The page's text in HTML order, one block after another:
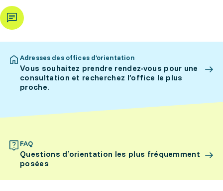
Adresses des offices d’orientation
Vous souhaitez prendre rendez-vous pour une
consultation et recherchez l’office le plus
proche.
FAQ
Questions d’orientation les plus fréquemment
posées